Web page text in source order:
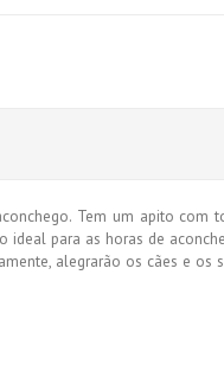
Tem um apito
para as horas de
alegrarão os cães e os